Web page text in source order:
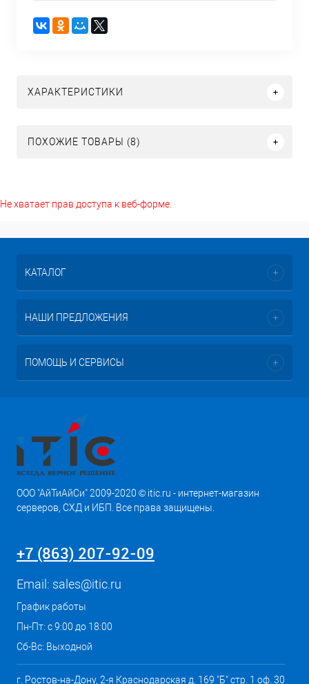
ХАРАКТЕРИСТИКИ
ПОХОЖИЕ ТОВАРЫ (8)
Не хватает прав доступа к веб-форме.
КАТАЛОГ
НАШИ ПРЕДЛОЖЕНИЯ
ПОМОЩЬ И СЕРВИСЫ
ООО "АйТиАйСи" 2009-2020 © itic.ru - интернет-магазин
серверов, СХД и ИБП. Все права защищены.
+7 (863) 207-92-09
Email: sales@itic.ru
График работы
Пн-Пт: с 9:00 до 18:00
Сб-Вс: Выходной
г. Ростов-на-Дону, 2-я Краснодарская д. 169 "Б" стр. 1 оф. 30